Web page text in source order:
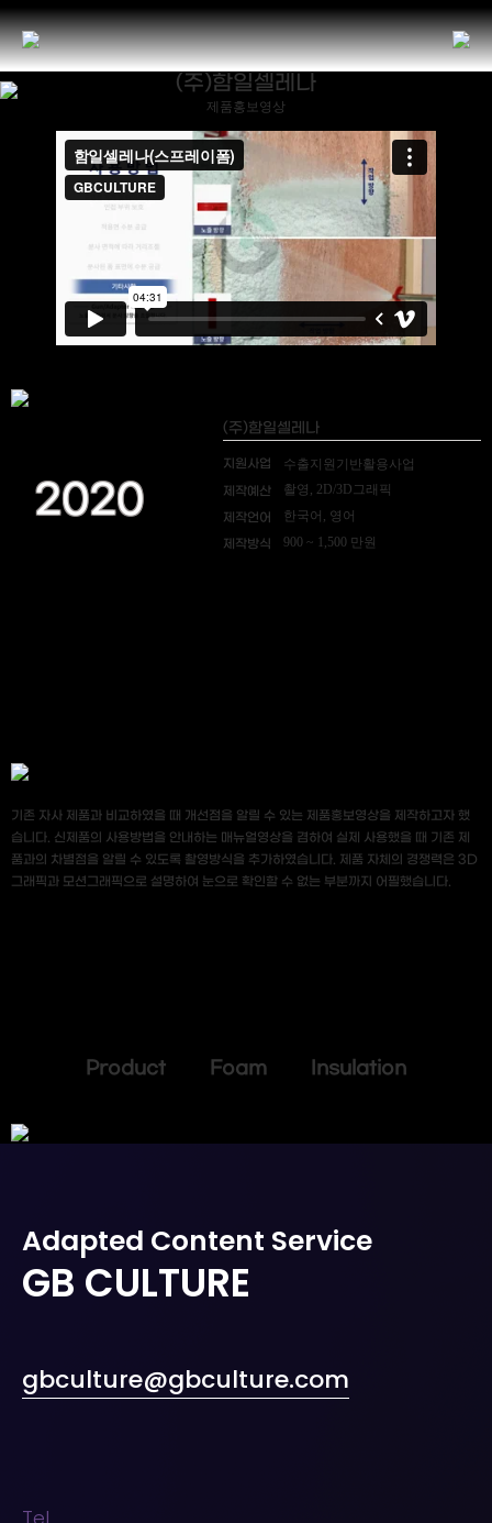
(주)함일셀레나
제품홍보영상
2020
(주)함일셀레나
지원사업 수출지원기반활용사업
제작예산 촬영, 2D/3D그래픽
제작언어 한국어, 영어
제작방식 900 ~ 1,500 만원
기존 자사 제품과 비교하였을 때 개선점을 알릴 수 있는 제품홍보영상을 제작하고자 했
습니다. 신제품의 사용방법을 안내하는 매뉴얼영상을 겸하여 실제 사용했을 때 기존 제
품과의 차별점을 알릴 수 있도록 촬영방식을 추가하였습니다. 제품 자체의 경쟁력은 3D
그래픽과 모션그래픽으로 설명하여 눈으로 확인할 수 없는 부분까지 어필했습니다.
Product Foam Insulation
Adapted Content Service
GB CULTURE
gbculture@gbculture.com